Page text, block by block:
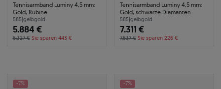
Tennisarmband Luminy 4,5 mm:
Gold, Rubine
585|gelbgold
5.884 €
6.327 € Sie sparen 443 €
Tennisarmband Luminy 4,5 mm:
Gold, schwarze Diamanten
585|gelbgold
7.311 €
7.537 € Sie sparen 226 €
-7% -7%